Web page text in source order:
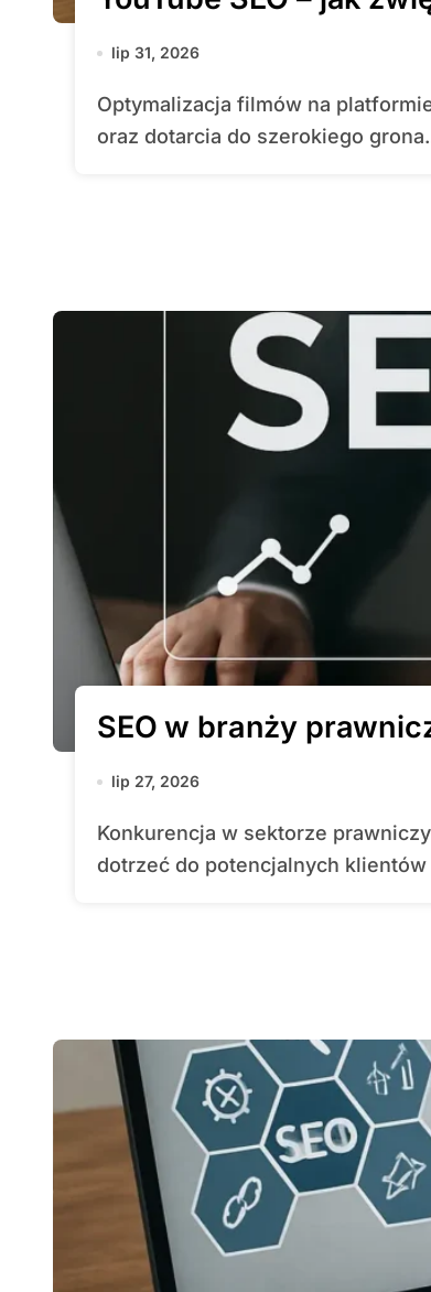
lip 31, 2026
Optymalizacja filmów na platformie YouTube to klucz do zwiększenia oglądalności
oraz dotarcia do szerokiego
SEO w branży
lip 27, 2026
Konkurencja w sektorze prawniczym wymaga przemyślanej strategii online, by
dotrzeć do potencjalnych klientów